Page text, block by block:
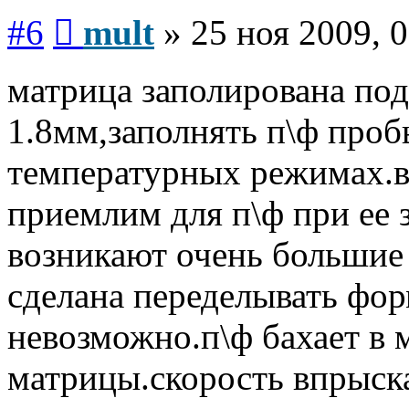
#6 mult » 25 ноя 2009,
матрица заполирована
1.8мм,заполнять п\ф
температурных
приемлим для п\ф при ее
возникают очень
сделана переделывать
невозможно.п\ф бахает в
матрицы.скорость